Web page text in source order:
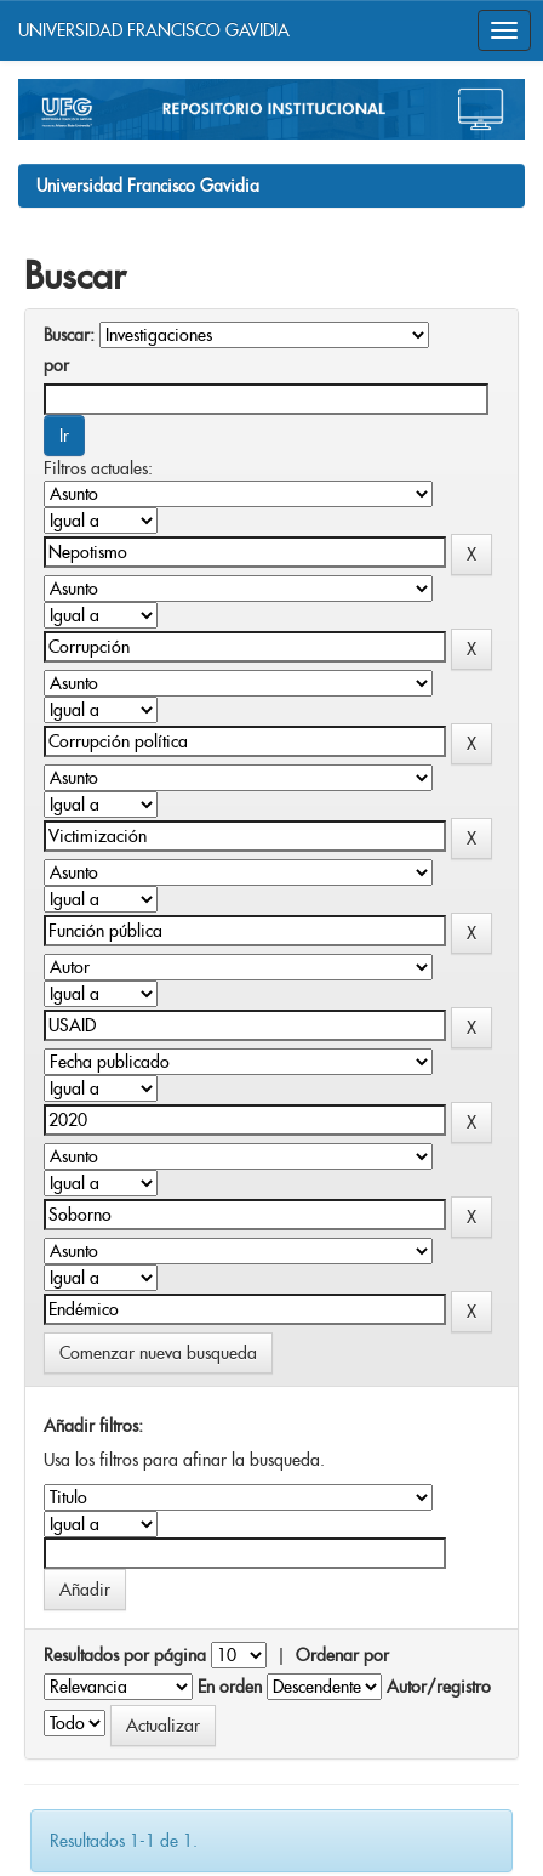
navigation
UNIVERSIDAD FRANCISCO GAVIDIA
Universidad Francisco Gavidia
Buscar
Buscar:
por
Filtros actuales:
Comenzar nueva busqueda
Añadir filtros:
Usa los filtros para afinar la busqueda.
Resultados por página | Ordenar por
En orden
Autor/registro
Resultados 1-1 de 1.